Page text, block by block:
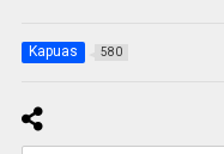
Kapuas 580